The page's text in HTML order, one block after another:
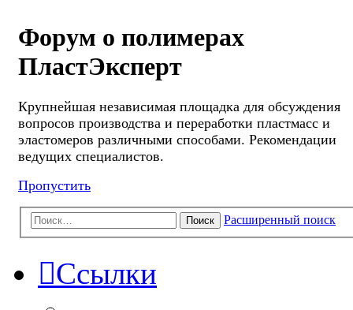
Форум о полимерах
ПластЭксперт
Крупнейшая независимая площадка для обсуждения
вопросов производства и переработки пластмасс и
эластомеров различными способами. Рекомендации
ведущих специалистов.
Пропустить
Поиск Расширенный поиск
Ссылки